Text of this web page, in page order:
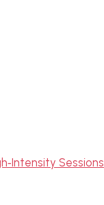
Sessions